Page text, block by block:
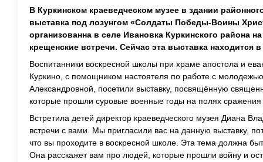
В Куркинском краеведческом музее в здании
выставка под лозунгом «Солдаты Победы-Воины
организованна в селе Ивановка Куркинского района
крещенские встречи. Сейчас эта выставка находится
Воспитанники воскресной школы при храме апостола и
Куркино, с помощником настоятеля по работе с
Александровной, посетили выставку, посвящённую
которые прошли суровые военные годы на полях
Встретила детей директор краеведческого музея Диана
встречи с вами. Мы пригласили вас на данную выставку,
что вы проходите в воскресной школе. Эта тема должна
Она расскажет вам про людей, которые прошли войну и